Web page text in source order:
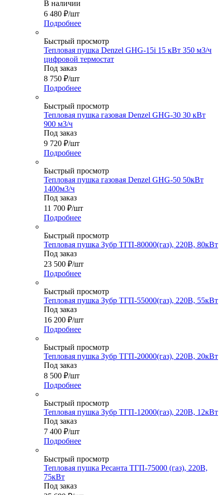
В наличии
6 480 ₽/шт
Подробнее
Быстрый просмотр
Тепловая пушка Denzel GHG-15i 15 кВт 350 м3/ч
цифровой термостат
Под заказ
8 750 ₽/шт
Подробнее
Быстрый просмотр
Тепловая пушка газовая Denzel GHG-30 30 кВт
900 м3/ч
Под заказ
9 720 ₽/шт
Подробнее
Быстрый просмотр
Тепловая пушка газовая Denzel GHG-50 50кВт
1400м3/ч
Под заказ
11 700 ₽/шт
Подробнее
Быстрый просмотр
Тепловая пушка Зубр ТГП-80000(газ), 220В, 80кВт
Под заказ
23 500 ₽/шт
Подробнее
Быстрый просмотр
Тепловая пушка Зубр ТГП-55000(газ), 220В, 55кВт
Под заказ
16 200 ₽/шт
Подробнее
Быстрый просмотр
Тепловая пушка Зубр ТГП-20000(газ), 220В, 20кВт
Под заказ
8 500 ₽/шт
Подробнее
Быстрый просмотр
Тепловая пушка Зубр ТГП-12000(газ), 220В, 12кВт
Под заказ
7 400 ₽/шт
Подробнее
Быстрый просмотр
Тепловая пушка Ресанта ТГП-75000 (газ), 220В,
75кВт
Под заказ